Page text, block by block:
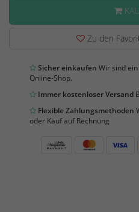
Zu den
Sicher einkaufen Wir sind
Online-Shop.
Immer kostenloser Versand
Flexible Zahlungsmethoden
oder Kauf auf Rechnung